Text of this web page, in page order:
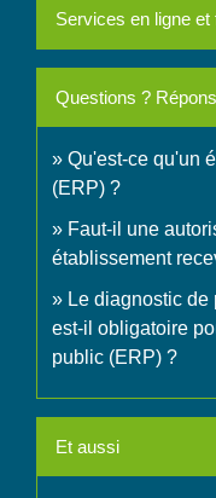
Services en ligne et
Questions ?
Qu'est-ce qu'un
(ERP) ?
Faut-il une
établissement
Le diagnostic
est-il obligatoire
public (ERP) ?
Et aussi